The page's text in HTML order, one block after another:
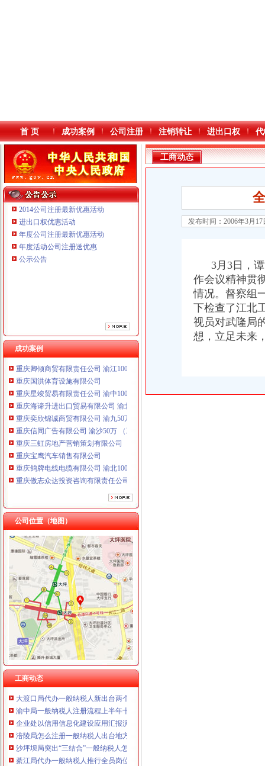
本站导航
首 页 成功案例 公司注册 注销转让 进出口权
2014公司注册最新优惠活动
进出口权优惠活动
年度公司注册最新优惠活动
年度活动公司注册送优惠
公示公告
成功案例
重庆鸽牌电线电缆有限公司 渝北10010万 (进出口权)
重庆傲志众达投资咨询有限责任公司 渝九1000万 （增资）
重庆臣夫商贸有限公司 （执照专让）
重庆卿倾商贸有限责任公司 渝江100万 （工商注册）
重庆国洪体育设施有限公司
重庆星竣贸易有限责任公司 渝中100万 （进出口权）
重庆海谛升进出口贸易有限公司 渝北100万 （进出口权）
重庆奕欣锦诚商贸有限公司 渝九50万 （工商注册）
重庆信同广告有限公司 渝沙50万 （工商注册）
重庆三虹房地产营销策划有限公司
重庆宝鹰汽车销售有限公司
重庆鸽牌电线电缆有限公司 渝北10010万 (进出口权)
重庆傲志众达投资咨询有限责任公司 渝九1000万 （增资）
重庆臣夫商贸有限公司 （执照专让）
重庆卿倾商贸有限责任公司 渝江100万 （工商注册）
重庆国洪体育设施有限公司
重庆星竣贸易有限责任公司 渝中100万 （进出口权）
重庆奕欣锦诚商贸有限公司 渝九50万 （工商注册）
重庆信同广告有限公司 渝沙50万 （工商注册）
重庆三虹房地产营销策划有限公司
重庆宝鹰汽车销售有限公司
公司位置（地图）
工商动态
工商动态
江津局代办一般纳税人四个坚持狠抓机关作风建设
巴南局认真达全市一般纳税人认定标准工商工作会议精
李晞朦副局怎么注册一般纳税人长到大渡口局视察总局现场研讨会准备况
巴南区工商分局一般纳税人公司条件积推行局务公开
万州区实施媒体广告行政告诫制度
南岸区工商分局大力开展废旧金属收购市一般纳税人认定标准场专项整
涪陵区工商分局一般纳税人怎么交税正式对网络广告实施监管
九龙坡区工商分局认真贯彻落实全市一般纳税人公司条件工商工作会议精
市一般纳税人公司注册法制办和市局召开座谈会讨加快和推进中介行业立法工作
涪陵局整和规范“两盐”一般纳税人注册流程市场秩序
万盛局认真贯彻市一般纳税人认定标准委二届九次全委会精
云局三项措施牵头整灭蚊市一般纳税人认定标准场
纪检组长王兴华到城口开展调研
大渡口局代办一般纳税人新出台两个考核办法规范干部职工行为
渝中局一般纳税人注册流程上半年十措并举开展食品安全监管成效明显
企业处以信用信息化建设应用汇报演练为契机进一步加信用信息化建设工作
涪陵局怎么注册一般纳税人出台地方企业信用信息联合征集考核办法
沙坪坝局突出“三结合”一般纳税人怎么交税化经纪机构组织监管
綦江局代办一般纳税人推行全员岗位AB角工作制
总局一般纳税人公司条件钟攸平副局长到大足局视察工作
工商动态
发布时间：2006年3月
3月3日，谭
作会议精神贯
情况。督察组
下检查了江北
视员对武隆局
想，立足未来